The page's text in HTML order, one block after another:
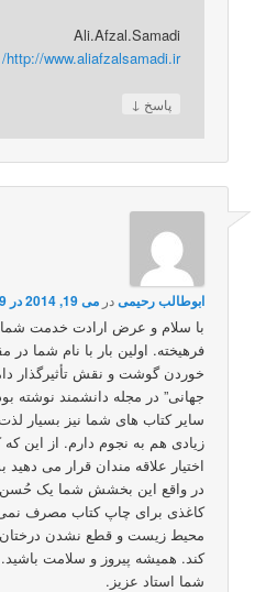
Ali.Afzal.Samadi
http://www.aliafzalsamadi.ir/
پاسخ ↓
ابوطالب رحیمیدرمی 19, 2014 در 9:09 ب.ظ
با سلام و عرض ارادت خدمت شما
فرهیخته. اولین بار با نام شما
خوردن گوشت و نقش تأثیرگذار
جهانی” در مجله دانشمند نوشته
سایر کتاب های شما نیز بسیار
زیادی هم به نجوم دارم. از این که
اختیار علاقه مندان قرار می
در واقع این بخشش شما یک حُسن
کاغذی برای چاپ کتاب مصرف
محیط زیست و قطع نشدن درختان
کند. همیشه پیروز و سلامت باشید.
شما استاد عزیز.